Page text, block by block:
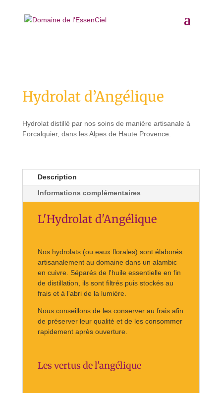
Hydrolat d’Angélique
Hydrolat distillé par nos soins de manière artisanale à
Forcalquier, dans les Alpes de Haute Provence.
Description
Informations complémentaires
L'Hydrolat d'Angélique
Nos hydrolats (ou eaux florales) sont élaborés
artisanalement au domaine dans un alambic
en cuivre. Séparés de l'huile essentielle en fin
de distillation, ils sont filtrés puis stockés au
frais et à l'abri de la lumière.
Nous conseillons de les conserver au frais afin
de préserver leur qualité et de les consommer
rapidement après ouverture.
Les vertus de l'angélique